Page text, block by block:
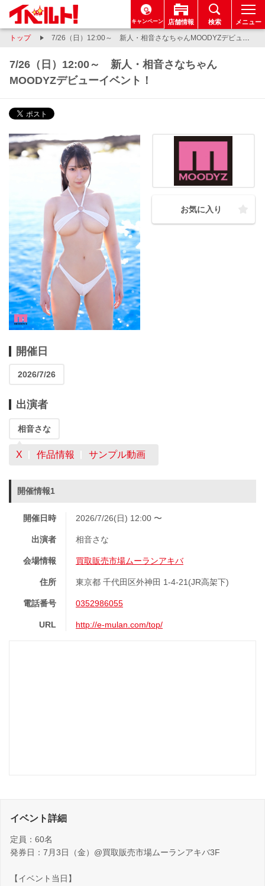
キャンペーン 店舗情報 検索 メニュー
トップ 7/26（日）12:00～ 新人・相音さなちゃんMOODYZデビューイベント！
7/26（日）12:00～ 新人・相音さなちゃん
MOODYZデビューイベント！
お気に入り
開催日
2026/7/26
出演者
相音さな
X 作品情報 サンプル動画
開催情報1
開催日時 2026/7/26(日) 12:00 〜
出演者 相音さな
会場情報 買取販売市場ムーランアキバ
住所 東京都 千代田区外神田 1-4-21(JR高架下)
電話番号 0352986055
URL http://e-mulan.com/top/
イベント詳細
定員：60名
発券日：7月3日（金）@買取販売市場ムーランアキバ3F
【イベント当日】